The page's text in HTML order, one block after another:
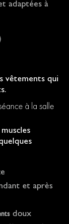
adaptées à
vêtements qui
à la salle
et après
doux